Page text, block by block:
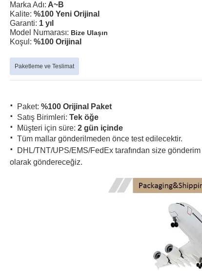
Marka Adı: A~B
Kalite: %100 Yeni Orijinal
Garanti: 1 yıl
Model Numarası: Bize Ulaşın
Koşul: %100 Orijinal
Paketleme ve Teslimat
· Paket: %100 Orijinal Paket
· Satış Birimleri: Tek öğe
· Müşteri için süre: 2 gün içinde
· Tüm mallar gönderilmeden önce test edilecektir.
·
DHL/TNT/UPS/EMS/FedEx tarafından size
olarak göndereceğiz.